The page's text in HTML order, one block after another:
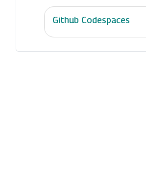
Github Codespaces